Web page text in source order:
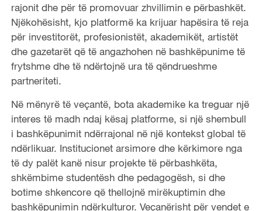
rajonit dhe për të promovuar zhvillimin e përbashkët.
Njëkohësisht, kjo platformë ka krijuar hapësira të reja
për investitorët, profesionistët, akademikët, artistët
dhe gazetarët që të angazhohen në bashkëpunime të
frytshme dhe të ndërtojnë ura të qëndrueshme
partneriteti.
Në mënyrë të veçantë, bota akademike ka treguar një
interes të madh ndaj kësaj platforme, si një shembull
i bashkëpunimit ndërrajonal në një kontekst global të
ndërlikuar. Institucionet arsimore dhe kërkimore nga
të dy palët kanë nisur projekte të përbashkëta,
shkëmbime studentësh dhe pedagogësh, si dhe
botime shkencore që thellojnë mirëkuptimin dhe
bashkëpunimin ndërkulturor. Veçanërisht për vendet e